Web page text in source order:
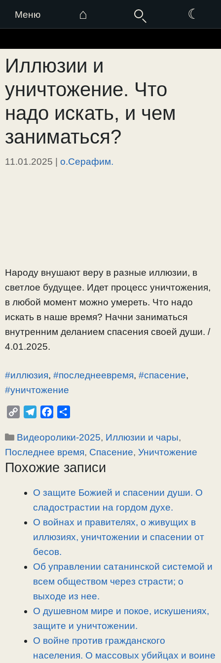
Меню ⌂ ☾
к
содержимому
Иллюзии и
уничтожение. Что
надо искать, и чем
заниматься?
11.01.2025 | о.Серафим.
Народу внушают веру в разные иллюзии, в
светлое будущее. Идет процесс уничтожения,
в любой момент можно умереть. Что надо
искать в наше время? Начни заниматься
внутренним деланием спасения своей души. /
4.01.2025.
#иллюзия, #последнеевремя, #спасение,
#уничтожение
p
y
L
l
e
g
a
c
e
b
п
р
а
ь
Рубрики
Видеоролики-2025, Иллюзии и чары,
Последнее время, Спасение, Уничтожение
Похожие записи
О защите Божией и спасении души. О
сладострастии на гордом духе.
О войнах и правителях, о живущих в
иллюзиях, уничтожении и спасении от
бесов.
Об управлении сатанинской системой и
всем обществом через страсти; о
выходе из нее.
О душевном мире и покое, искушениях,
защите и уничтожении.
О войне против гражданского
населения. О массовых убийцах и воине